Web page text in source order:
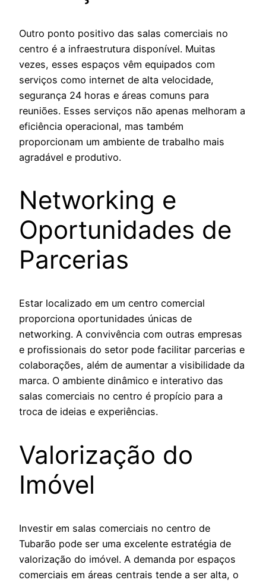
Outro ponto positivo das salas comerciais no
centro é a infraestrutura disponível. Muitas
vezes, esses espaços vêm equipados com
serviços como internet de alta velocidade,
segurança 24 horas e áreas comuns para
reuniões. Esses serviços não apenas melhoram a
eficiência operacional, mas também
proporcionam um ambiente de trabalho mais
agradável e produtivo.
Networking e
Oportunidades de
Parcerias
Estar localizado em um centro comercial
proporciona oportunidades únicas de
networking. A convivência com outras empresas
e profissionais do setor pode facilitar parcerias e
colaborações, além de aumentar a visibilidade da
marca. O ambiente dinâmico e interativo das
salas comerciais no centro é propício para a
troca de ideias e experiências.
Valorização do
Imóvel
Investir em salas comerciais no centro de
Tubarão pode ser uma excelente estratégia de
valorização do imóvel. A demanda por espaços
comerciais em áreas centrais tende a ser alta, o